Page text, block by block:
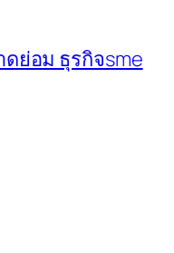
ย่อม ธุรกิจsme